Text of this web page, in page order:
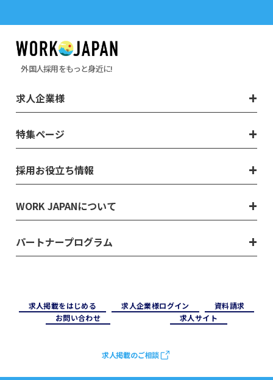
外国人採用をもっと身近に!
求人企業様
特集ページ
採用お役立ち情報
WORK JAPANについて
パートナープログラム
求⼈掲載をはじめる 求⼈企業様ログイン
資料請求
お問い合わせ
求⼈サイト
求人掲載のご相談